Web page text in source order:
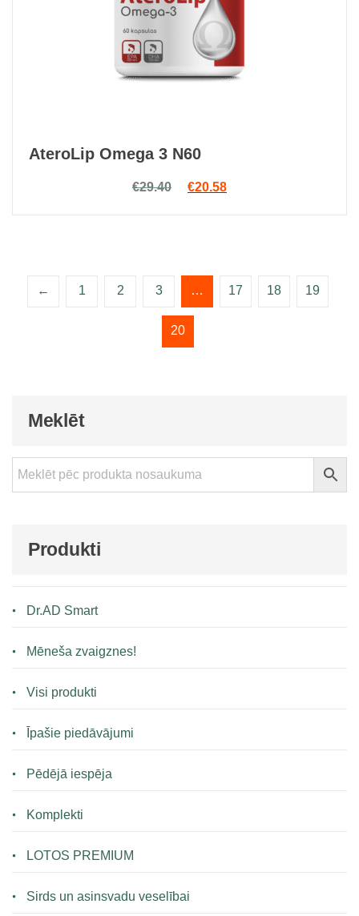
AteroLip Omega 3 N60
€29.40 Original price was: €29.40.
€20.58Current price is:
← 1 2 3 … 17 18 19
20
Meklēt
Produkti
Dr.AD Smart
Mēneša zvaigznes!
Visi produkti
Īpašie piedāvājumi
Pēdējā iespēja
Komplekti
LOTOS PREMIUM
Sirds un asinsvadu veselībai